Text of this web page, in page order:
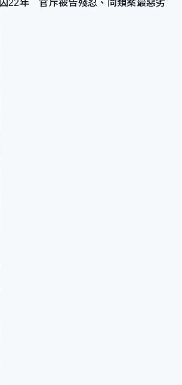
囚22年 官斥被告殘忍、同類案最惡劣